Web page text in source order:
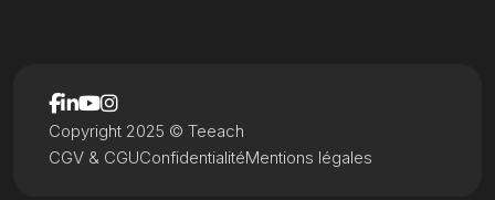
CGV & CGUConfidentialitéMentions légales
Copyright 2025 © Teeach